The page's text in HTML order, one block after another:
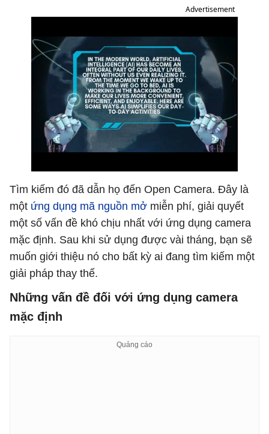
Advertisement
Tìm kiếm đó đã dẫn họ đến Open Camera. Đây là
một ứng dụng mã nguồn mở miễn phí, giải quyết
một số vấn đề khó chịu nhất với ứng dụng camera
mặc định. Sau khi sử dụng được vài tháng, bạn sẽ
muốn giới thiệu nó cho bất kỳ ai đang tìm kiếm một
giải pháp thay thế.
Những vấn đề đối với ứng dụng camera
mặc định